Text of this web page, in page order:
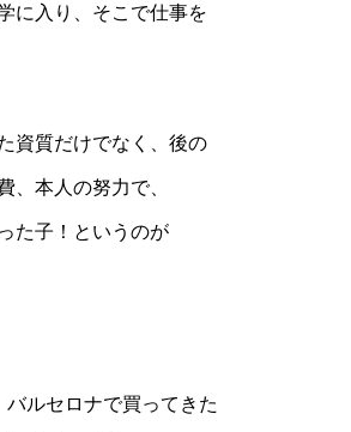
に入り、そこで仕事を
資質だけでなく、後の
、本人の努力で、
た子！というのが
ルセロナで買ってきた